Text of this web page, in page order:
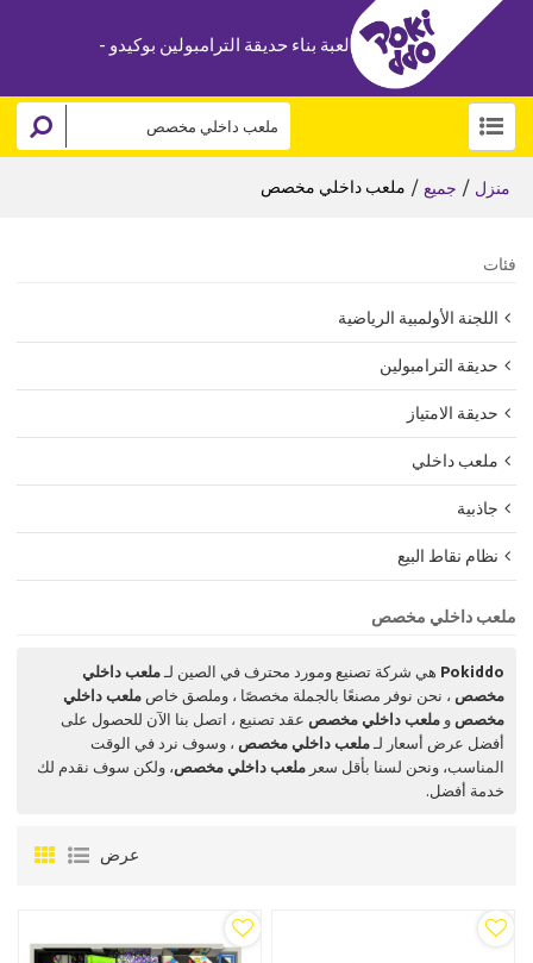
لعبة بناء حديقة الترامبولين بوكيدو -
منزل / جميع / ملعب داخلي مخصص
فئات
اللجنة الأولمبية الرياضية
حديقة الترامبولين
حديقة الامتياز
ملعب داخلي
جاذبية
نظام نقاط البيع
ملعب داخلي مخصص
Pokiddo هي شركة تصنيع ومورد محترف في الصين لـملعب داخلي
مخصص ، نحن نوفر مصنعًا بالجملة مخصصًا ، وملصق خاصملعب داخلي
مخصص وملعب داخلي مخصص عقد تصنيع ، اتصل بنا الآن للحصول على
أفضل عرض أسعار لـملعب داخلي مخصص ، وسوف نرد في الوقت
المناسب، ونحن لسنا بأقل سعرملعب داخلي مخصص، ولكن سوف نقدم لك
خدمة أفضل.
عرض